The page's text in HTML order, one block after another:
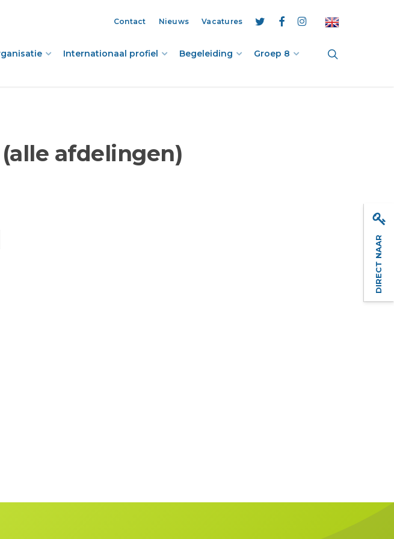
twitterfacebookinstagram
Contact Nieuws Vacatures
Internationaal profiel Begeleiding Groep 8
afdelingen)
DIRECT NAAR